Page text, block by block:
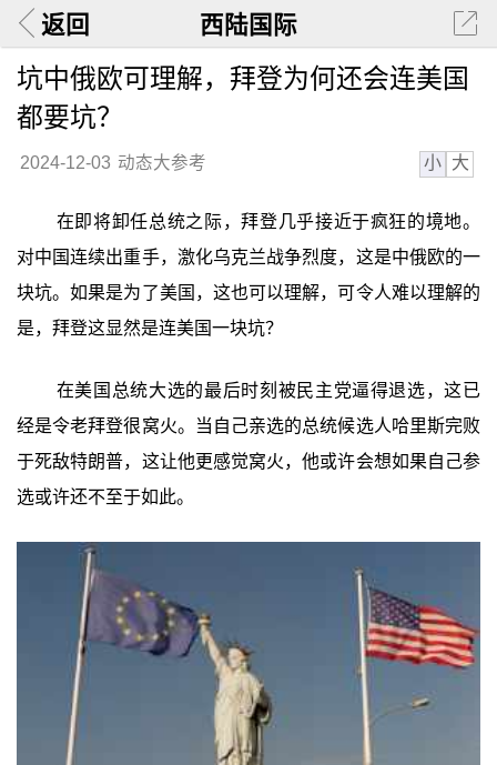
返回 西陆国际
坑中俄欧可理解，拜登为何还会连美国
都要坑？
2024-12-03 动态大参考 小 大
在即将卸任总统之际，拜登几乎接近于疯狂的境地。
对中国连续出重手，激化乌克兰战争烈度，这是中俄欧的一
块坑。如果是为了美国，这也可以理解，可令人难以理解的
是，拜登这显然是连美国一块坑？
在美国总统大选的最后时刻被民主党逼得退选，这已
经是令老拜登很窝火。当自己亲选的总统候选人哈里斯完败
于死敌特朗普，这让他更感觉窝火，他或许会想如果自己参
选或许还不至于如此。